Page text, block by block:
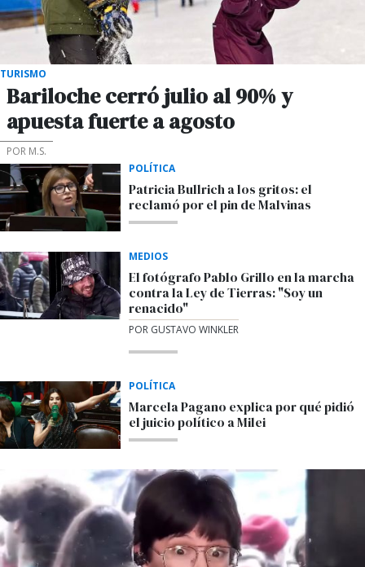
TURISMO
Bariloche cerró julio al 90% y
apuesta fuerte a agosto
POR M.S.
POLÍTICA
Patricia Bullrich a los gritos: el
reclamó por el pin de Malvinas
MEDIOS
El fotógrafo Pablo Grillo en la marcha
contra la Ley de Tierras: "Soy un
renacido"
POR GUSTAVO WINKLER
POLÍTICA
Marcela Pagano explica por qué pidió
el juicio político a Milei